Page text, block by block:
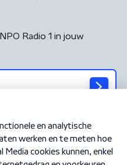
Radio 1 in jouw